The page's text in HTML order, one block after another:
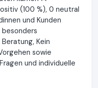
(100 %), 0 neutral
und Kunden
besonders
Kein
sowie
und individuelle